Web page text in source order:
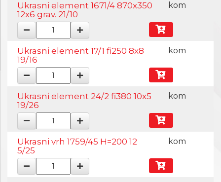
Ukrasni element 1671/4 870x350
12x6 grav. 21/10
kom
Ukrasni element 17/1 fi250 8x8
19/16
kom
Ukrasni element 24/2 fi380 10x5
19/26
kom
Ukrasni vrh 1759/45 H=200 12
5/25
kom